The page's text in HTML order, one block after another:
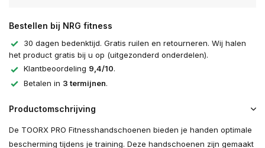
Bestellen bij NRG fitness
30 dagen bedenktijd. Gratis ruilen en retourneren. Wij halen
het product gratis bij u op (uitgezonderd onderdelen).
Klantbeoordeling 9,4/10.
Betalen in 3 termijnen.
Productomschrijving
De TOORX PRO Fitnesshandschoenen bieden je handen optimale
bescherming tijdens je training. Deze handschoenen zijn gemaakt